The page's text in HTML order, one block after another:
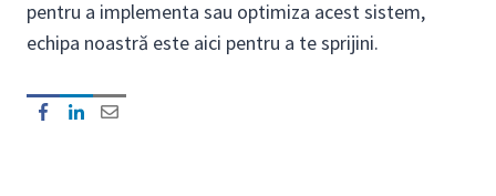
pentru a implementa sau optimiza acest sistem,
echipa noastră este aici pentru a te sprijini.